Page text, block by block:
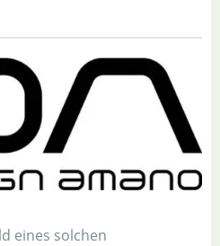
eines solchen